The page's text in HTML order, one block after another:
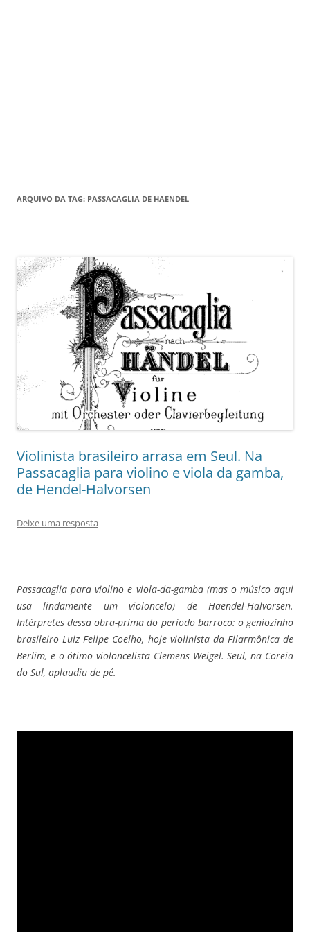
ARQUIVO DA TAG: PASSACAGLIA DE HAENDEL
Violinista brasileiro arrasa em Seul. Na
Passacaglia para violino e viola da gamba,
de Hendel-Halvorsen
Deixe uma resposta
Passacaglia para violino e viola-da-gamba (mas o músico aqui
usa lindamente um violoncelo) de Haendel-Halvorsen.
Intérpretes dessa obra-prima do período barroco: o geniozinho
brasileiro Luiz Felipe Coelho, hoje violinista da Filarmônica de
Berlim, e o ótimo violoncelista Clemens Weigel. Seul, na Coreia
do Sul, aplaudiu de pé.